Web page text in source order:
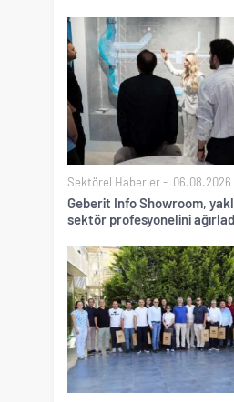
Sektörel Haberler 06.08.2026
Geberit Info Showroom,
sektör profesyonelini